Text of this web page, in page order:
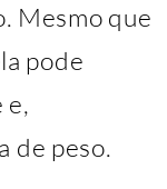
Mesmo que
pode
e,
de peso.